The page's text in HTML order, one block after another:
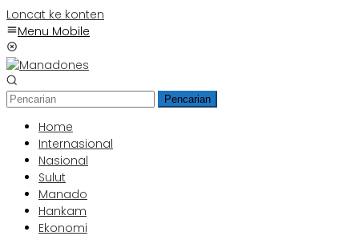
Loncat ke konten
Menu Mobile
Pencarian
Home
Internasional
Nasional
Sulut
Manado
Hankam
Ekonomi